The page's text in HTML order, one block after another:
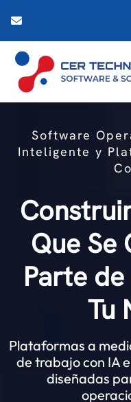
Software
Inteligente y
Que Se
Parte
Tu
Plataformas a
de trabajo con IA
diseñadas